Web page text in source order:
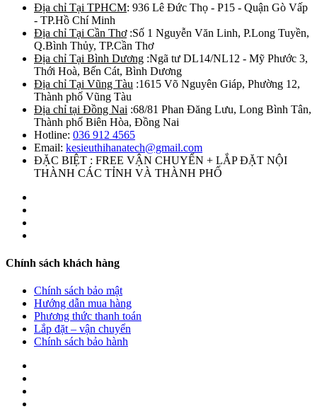
Địa chỉ Tại TPHCM: 936 Lê Đức Thọ - P15 - Quận Gò Vấp
- TP.Hồ Chí Minh
Địa chỉ Tại Cần Thơ:Số 1 Nguyễn Văn Linh, P.Long Tuyền,
Q.Bình Thủy, TP.Cần Thơ
Địa chỉ Tại Bình Dương :Ngã tư DL14/NL12 - Mỹ Phước 3,
Thới Hoà, Bến Cát, Bình Dương
Địa chỉ Tại Vũng Tàu :1615 Võ Nguyên Giáp, Phường 12,
Thành phố Vũng Tàu
Địa chỉ tại Đồng Nai :68/81 Phan Đăng Lưu, Long Bình Tân,
Thành phố Biên Hòa, Đồng Nai
Hotline: 036 912 4565
Email: kesieuthihanatech@gmail.com
ĐẶC BIỆT : FREE VẬN CHUYỂN + LẮP ĐẶT NỘI
THÀNH CÁC TỈNH VÀ THÀNH PHỐ
Chính sách khách hàng
Chính sách bảo mật
Hướng dẫn mua hàng
Phương thức thanh toán
Lắp đặt – vận chuyển
Chính sách bảo hành